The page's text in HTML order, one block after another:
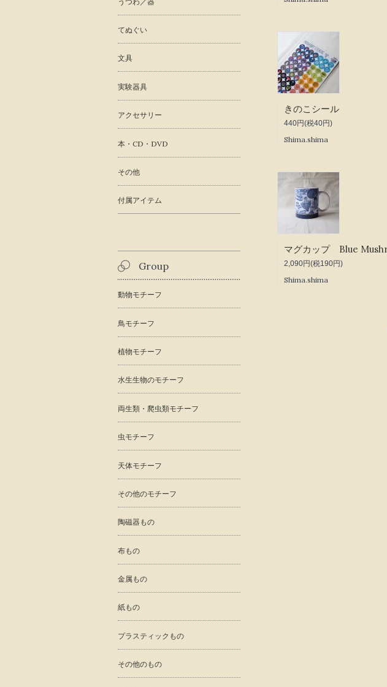
きのこシール
440円(税40円)
Shima.shima
2,090円(税190円)
Shima.shima
てぬぐい
文具
実験器具
アクセサリー
本・CD・DVD
その他
付属アイテム
Group
動物モチーフ
鳥モチーフ
植物モチーフ
水生生物のモチーフ
両生類・爬虫類モチーフ
虫モチーフ
天体モチーフ
その他のモチーフ
陶磁器もの
布もの
金属もの
紙もの
プラスティックもの
その他のもの